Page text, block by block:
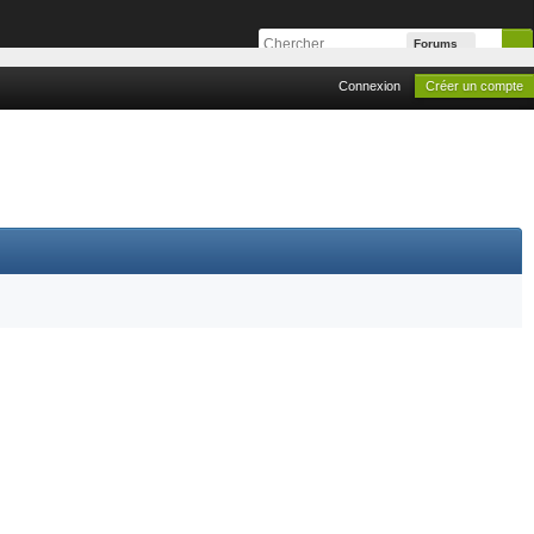
Forums
Connexion Créer un compte